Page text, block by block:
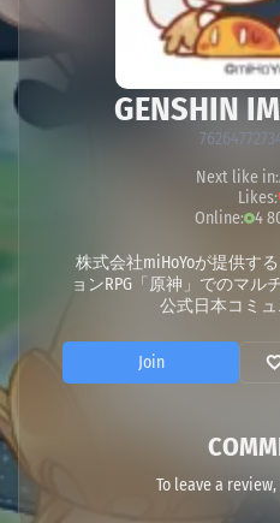
GENSHIN
Next like in:
Likes:
Online: 4
株式会社miHoYoが提供す
ョンRPG「原神」でのマ
公式日本コミュ
Join
To leave a